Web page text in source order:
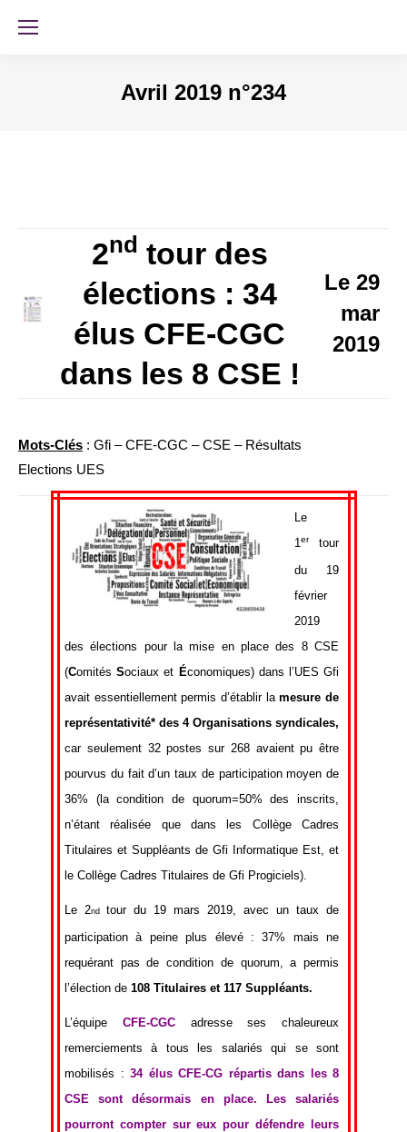
Avril 2019 n°234
2nd tour des
élections : 34
élus CFE-CGC
dans les 8 CSE !
Le 29
mar
2019
Mots-Clés : Gfi – CFE-CGC – CSE – Résultats
Elections UES
Le
1er
tour
du 19
février
2019
des élections pour la mise en place des 8 CSE
(ComitésSociaux et Économiques) dans l’UES Gfi
avait essentiellement permis d’établir lamesure de
représentativité* des 4 Organisations syndicales,
car seulement 32 postes sur 268 avaient pu être
pourvus du fait d’un taux de participation moyen de
36% (la condition de quorum=50% des inscrits,
n’étant réalisée que dans les Collège Cadres
Titulaires et Suppléants de Gfi Informatique Est, et
le Collège Cadres Titulaires de Gfi Progiciels).
Le 2nd tour du 19 mars 2019, avec un taux de
participation à peine plus élevé : 37% mais ne
requérant pas de condition de quorum, a permis
l’élection de 108 Titulaires et 117 Suppléants.
L’équipe CFE-CGC adresse ses chaleureux
remerciements à tous les salariés qui se sont
mobilisés : 34 élus CFE-CG répartis dans les 8
CSE sont désormais en place. Les salariés
pourront compter sur eux pour défendre leurs